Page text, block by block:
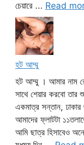
চেয়ারে ... Read
হট আম্মু
হট আম্মু । আমার নাম
সাথে শেয়ার করবো
একমাত্র সন্তান, ঢাকার
আমাদের ফ্লাটটা
আমি ছাত্র হিসাবেও